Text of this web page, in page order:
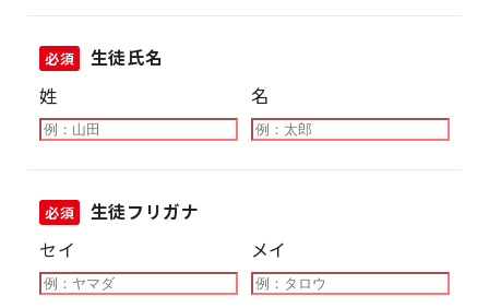
必須
生徒氏名
姓
名
必須
生徒フリガナ
セイ
メイ